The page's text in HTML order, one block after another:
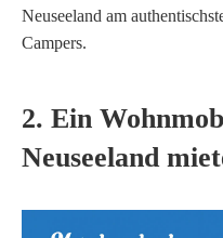
Neuseeland am
Campers.
2. Ein
Neuseeland